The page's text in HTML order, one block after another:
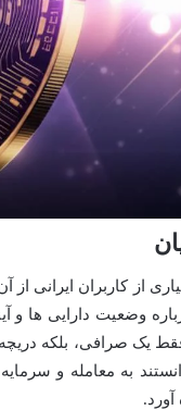
وضعیت دارایی ها و
یک صرافی، بلکه دریچه
به معامله و